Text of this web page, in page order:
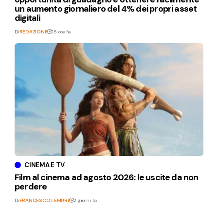
un aumento giornaliero del 4% dei propri asset
digitali
DiREDAZIONE 15 ore fa
CINEMA E TV
Film al cinema ad agosto 2026: le uscite da non
perdere
DiFRANCESCO LEMURI 2 giorni fa